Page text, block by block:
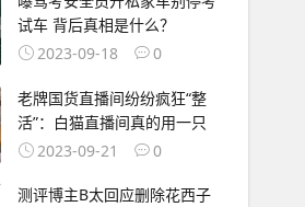
试车 背后真相是什么？
2023-09-18
0
老牌国货直播间纷纷疯狂“整
活”：白猫直播间真的用一只
2023-09-21
0
测评博主B太回应删除花西子